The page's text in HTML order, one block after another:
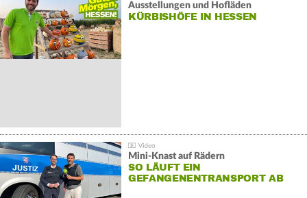
Ausstellungen und Hofläden
KÜRBISHÖFE IN HESSEN
Mini-Knast auf Rädern
SO LÄUFT EIN
GEFANGENENTRANSPORT AB